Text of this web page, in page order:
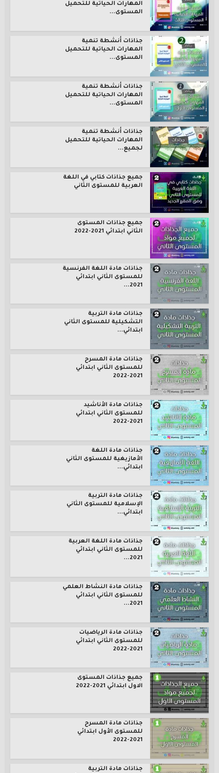
المهارات الحياتية للتحميل
المستوى...
جذاذات أنشطة تنمية
المهارات الحياتية للتحميل
المستوى...
جذاذات أنشطة تنمية
المهارات الحياتية للتحميل
المستوى...
جذاذات أنشطة تنمية
المهارات الحياتية للتحميل
لجميع...
جميع جذاذات كتابي في اللغة
العربية للمستوى الثاني
جميع جذاذات المستوى
الثاني ابتدائي 2021-2022
جذاذات مادة اللغة الفرنسية
للمستوى الثاني ابتدائي
2021...
جذاذات مادة التربية
التشكيلية للمستوى الثاني
ابتدائي...
جذاذات مادة المسرح
للمستوى الثاني ابتدائي
2021-2022
جذاذات مادة الأناشيد
للمستوى الثاني ابتدائي
2021-2022
جذاذات مادة اللغة
الأمازيغية للمستوى الثاني
ابتدائي...
جذاذات مادة التربية
الإسلامية للمستوى الثاني
ابتدائي...
جذاذات مادة اللغة العربية
للمستوى الثاني ابتدائي
2021...
جذاذات مادة النشاط العلمي
للمستوى الثاني ابتدائي
2021...
جذاذات مادة الرياضيات
للمستوى الثاني ابتدائي
2021-2022
جميع جذاذات المستوى
الاول ابتدائي 2021-2022
جذاذات مادة المسرح
للمستوى الأول ابتدائي
2021-2022
جذاذات مادة التربية